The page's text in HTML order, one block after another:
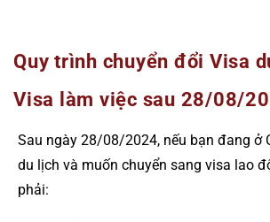
Quy trình chuyển đổi Visa
Visa làm việc sau 28/08/
Sau ngày 28/08/2024, nếu bạn đang ở
du lịch và muốn chuyển sang visa lao
phải: